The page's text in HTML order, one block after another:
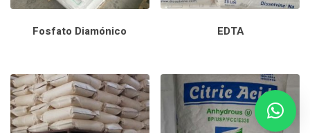
Fosfato Diamónico EDTA